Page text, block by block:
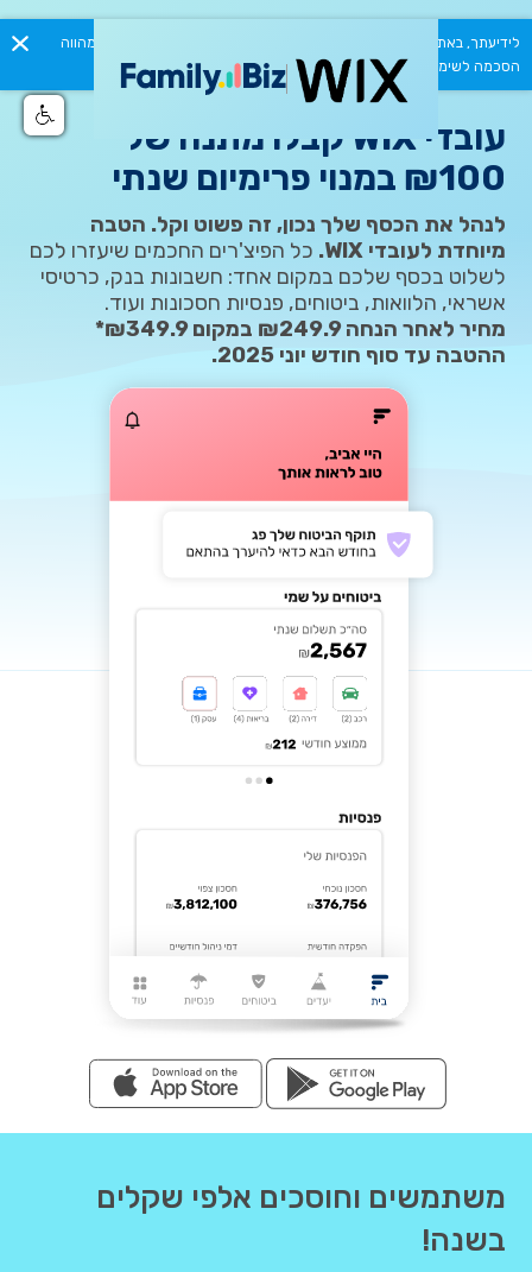
עובדי WIX קבלו מתנה של
₪100 במנוי פרימיום שנתי
לנהל את הכסף שלך נכון, זה פשוט וקל. הטבה
מיוחדת לעובדי WIX.
כל הפיצ'רים החכמים שיעזרו לכם
לשלוט בכסף שלכם במקום אחד: חשבונות בנק, כרטיסי
אשראי, הלוואות, ביטוחים, פנסיות חסכונות ועוד.
מחיר לאחר הנחה ₪249.9 במקום ₪349.9*
ההטבה עד סוף חודש יוני 2025.
לידיעתך, באתר זה נעשה שימוש בקבצי Cookies. המשך גלישתך באתר מהווה
הסכמה לשימוש זה. למידע נוסף ניתן לעיין במדיניות הפרטיות.
משתמשים וחוסכים אלפי שקלים
בשנה!